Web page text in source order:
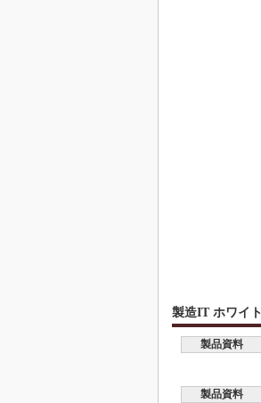
製造IT ホワイ
製品資料
製品資料